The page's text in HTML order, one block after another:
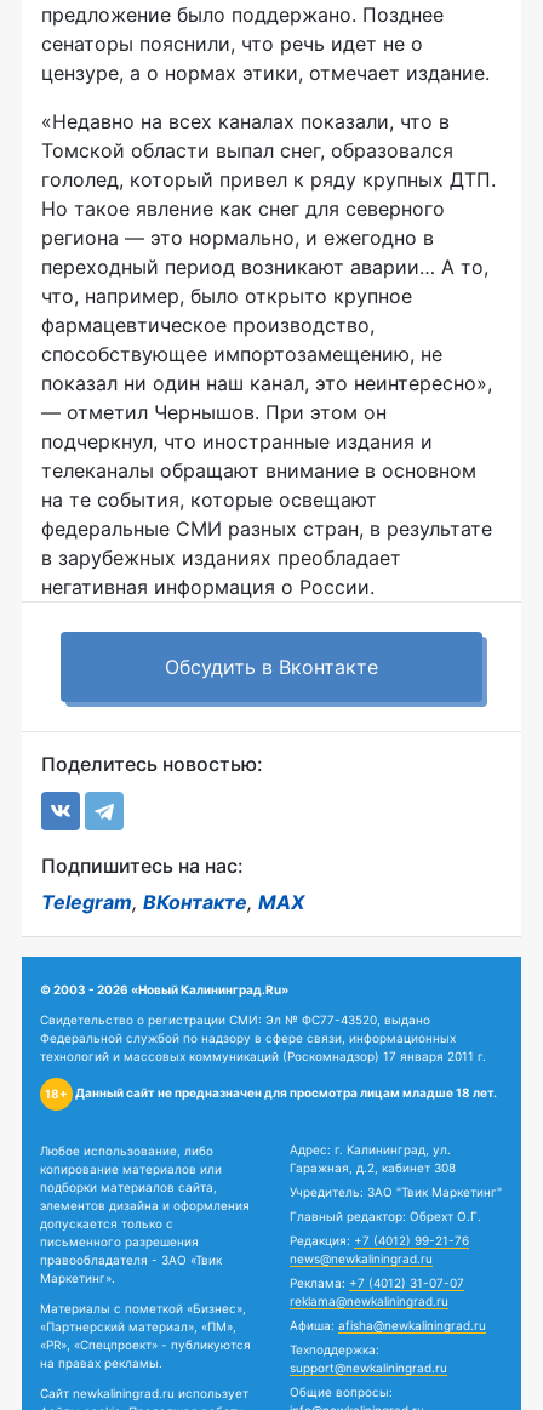
предложение было поддержано. Позднее
сенаторы пояснили, что речь идет не о
цензуре, а о нормах этики, отмечает издание.
«Недавно на всех каналах показали, что в
Томской области выпал снег, образовался
гололед, который привел к ряду крупных ДТП.
Но такое явление как снег для северного
региона — это нормально, и ежегодно в
переходный период возникают аварии… А то,
что, например, было открыто крупное
фармацевтическое производство,
способствующее импортозамещению, не
показал ни один наш канал, это неинтересно»,
— отметил Чернышов. При этом он
подчеркнул, что иностранные издания и
телеканалы обращают внимание в основном
на те события, которые освещают
федеральные СМИ разных стран, в результате
в зарубежных изданиях преобладает
негативная информация о России.
Обсудить в Вконтакте
Поделитесь новостью:
Подпишитесь на нас:
Telegram, ВКонтакте, MAX
© 2003 - 2026 «Новый Калининград.Ru»
Свидетельство о регистрации СМИ: Эл № ФС77-43520, выдано
Федеральной службой по надзору в сфере связи, информационных
технологий и массовых коммуникаций (Роскомнадзор) 17 января 2011 г.
18+ Данный сайт не предназначен для просмотра лицам младше 18 лет.
Любое использование, либо
копирование материалов или
подборки материалов сайта,
элементов дизайна и оформления
допускается только с
письменного разрешения
правообладателя - ЗАО «Твик
Маркетинг».
Материалы с пометкой «Бизнес»,
«Партнерский материал», «ПМ»,
«PR», «Спецпроект» - публикуются
на правах рекламы.
Сайт newkaliningrad.ru использует
Адрес: г. Калининград, ул.
Гаражная, д.2, кабинет 308
Учредитель: ЗАО "Твик Маркетинг"
Главный редактор: Обрехт О.Г.
Редакция: +7 (4012) 99-21-76
news@newkaliningrad.ru
Реклама: +7 (4012) 31-07-07
reklama@newkaliningrad.ru
Афиша: afisha@newkaliningrad.ru
Техподдержка:
support@newkaliningrad.ru
Общие вопросы: